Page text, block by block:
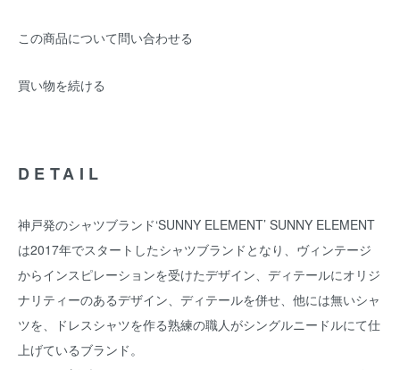
この商品について問い合わせる
買い物を続ける
DETAIL
神戸発のシャツブランド‘SUNNY ELEMENT’ SUNNY ELEMENT
は2017年でスタートしたシャツブランドとなり、ヴィンテージ
からインスピレーションを受けたデザイン、ディテールにオリジ
ナリティーのあるデザイン、ディテールを併せ、他には無いシャ
ツを、ドレスシャツを作る熟練の職人がシングルニードルにて仕
上げているブランド。